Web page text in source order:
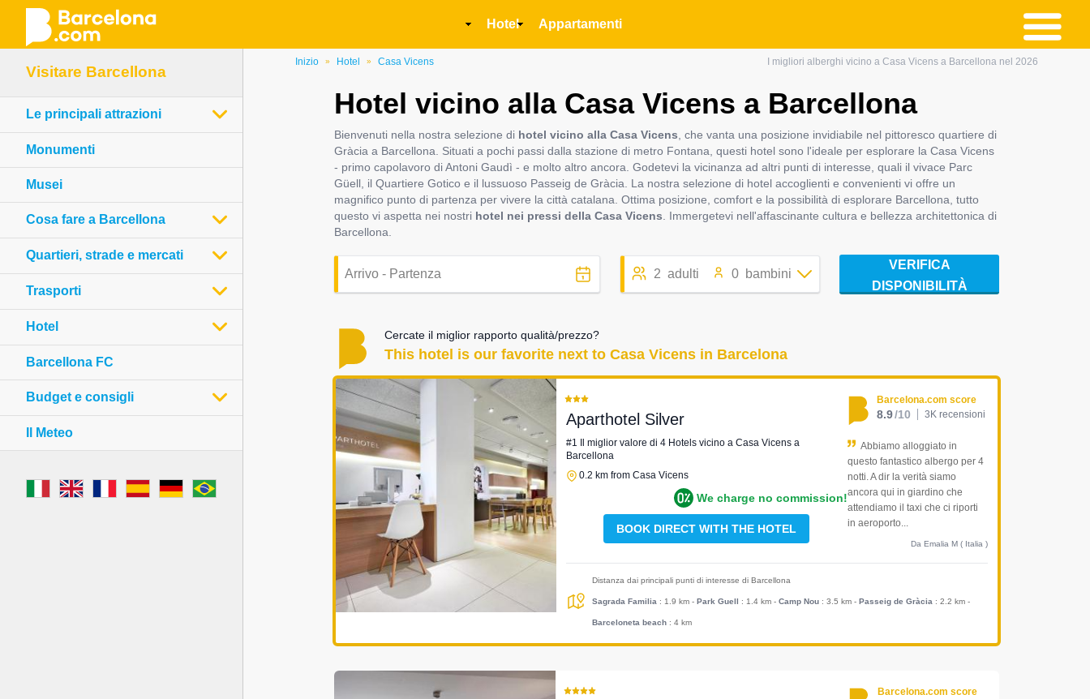
contenuto
principale
Inizio » Hotel » Casa Vicens I migliori alberghi vicino a Casa Vicens a Barcellona nel 2026
Hotel vicino alla Casa Vicens a Barcellona
Bienvenuti nella nostra selezione di hotel vicino alla Casa Vicens , che vanta una posizione invidiabile nel pittoresco quartiere di
Gràcia a Barcellona. Situati a pochi passi dalla stazione di metro Fontana, questi hotel sono l'ideale per esplorare la Casa Vicens
- primo capolavoro di Antoni Gaudì - e molto altro ancora. Godetevi la vicinanza ad altri punti di interesse, quali il vivace Parc
Güell, il Quartiere Gotico e il lussuoso Passeig de Gràcia. La nostra selezione di hotel accoglienti e convenienti vi offre un
magnifico punto di partenza per vivere la città catalana. Ottima posizione, comfort e la possibilità di esplorare Barcellona, tutto
questo vi aspetta nei nostri hotel nei pressi della Casa Vicens . Immergetevi nell'affascinante cultura e bellezza architettonica di
Barcellona.
2 adulti 0 bambini
VERIFICA
DISPONIBILITÀ
Cercate il miglior rapporto qualità/prezzo?
This hotel is our favorite next to Casa Vicens in Barcelona
Aparthotel Silver
#1 Il miglior valore di 4 Hotels vicino a Casa Vicens a
Barcellona
0.2 km from Casa Vicens
We charge no commission!
BOOK DIRECT WITH THE HOTEL
Barcelona.com score
8.9/10 3K recensioni
Abbiamo alloggiato in
questo fantastico albergo per 4
notti. A dir la verità siamo
ancora qui in giardino che
attendiamo il taxi che ci riporti
in aeroporto...
Da Emalia M ( Italia )
Distanza dai principali punti di interesse di Barcellona
Sagrada Familia : 1.9 km - Park Guell : 1.4 km - Camp Nou: 3.5 km - Passeig de Gràcia : 2.2 km -
Barceloneta beach: 4 km
Barcelona.com score
MainHotel Appartamenti
Visitare Barcellona
Le principali attrazioni
Monumenti
Musei
Cosa fare a Barcellona
Quartieri, strade e mercati
Trasporti
Hotel
Barcellona FC
Budget e consigli
Il Meteo